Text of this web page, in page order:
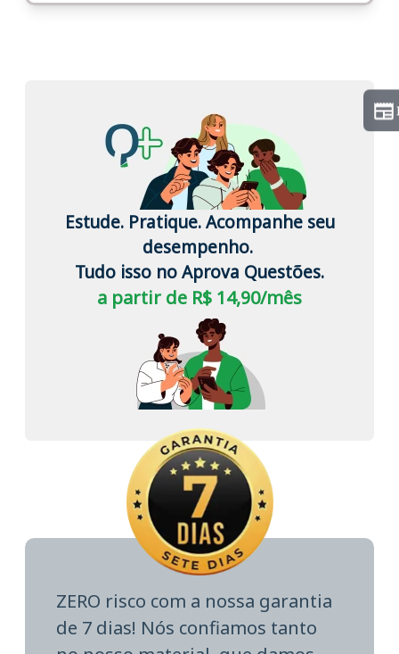
Estude. Pratique. Acompanhe seu
desempenho.
Tudo isso no Aprova Questões.
a partir de R$ 14,90/mês
ZERO risco com a nossa garantia
de 7 dias! Nós confiamos tanto